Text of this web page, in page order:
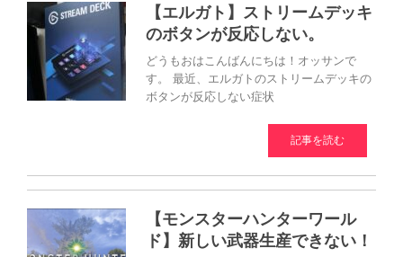
【エルガト】ストリームデッキ
のボタンが反応しない。
どうもおはこんばんにちは！オッサンで
す。 最近、エルガトのストリームデッキの
ボタンが反応しない症状
記事を読む
【モンスターハンターワール
ド】新しい武器生産できない！